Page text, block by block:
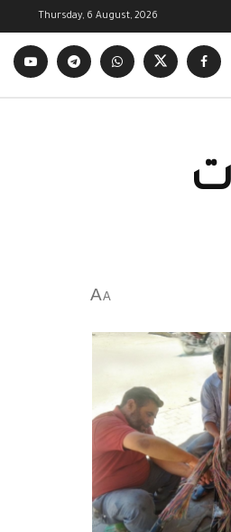
Thursday, 6 August, 2026
A
A